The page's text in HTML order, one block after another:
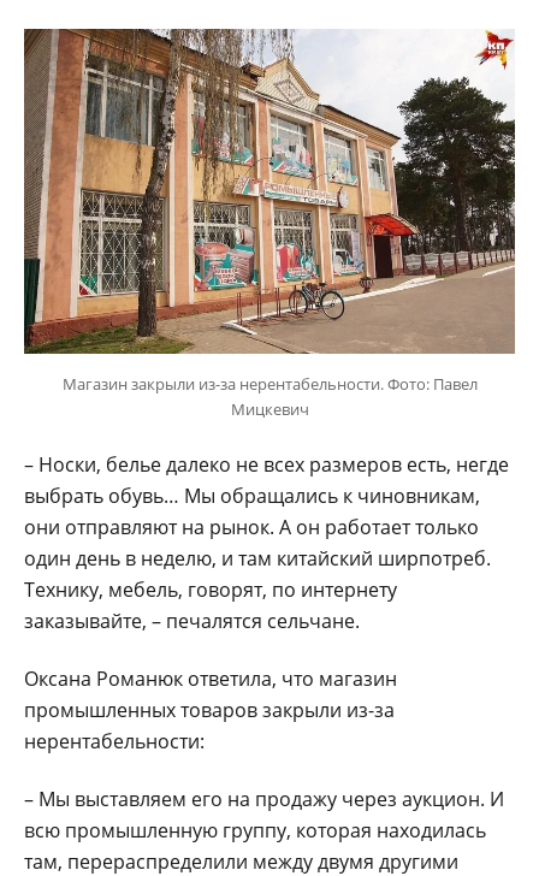
Магазин закрыли из-за нерентабельности. Фото: Павел
Мицкевич
– Носки, белье далеко не всех размеров есть, негде
выбрать обувь… Мы обращались к чиновникам,
они отправляют на рынок. А он работает только
один день в неделю, и там китайский ширпотреб.
Технику, мебель, говорят, по интернету
заказывайте, – печалятся сельчане.
Оксана Романюк ответила, что магазин
промышленных товаров закрыли из-за
нерентабельности:
– Мы выставляем его на продажу через аукцион. И
всю промышленную группу, которая находилась
там, перераспределили между двумя другими